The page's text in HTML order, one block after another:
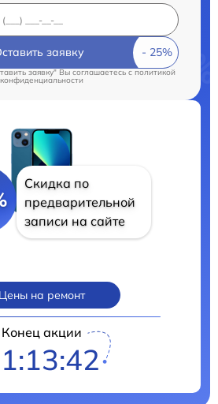
заявку
заявку" Вы соглашаетесь cполитикой
конфиденциальности
Скидка по
предварительной
записи на сайте
Цены на ремонт
Конец акции